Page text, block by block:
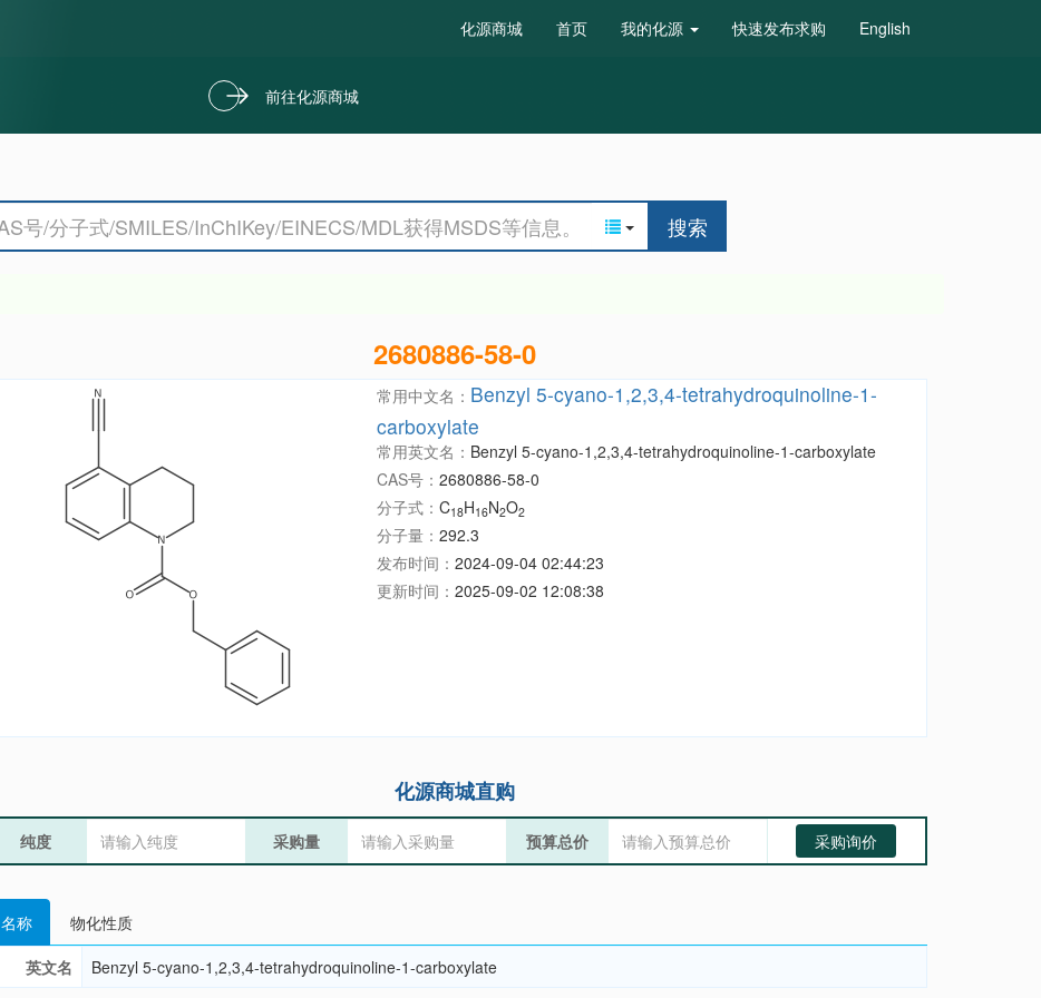
化源商城 首页 我的化源 快速发布求购 English
前往化源商城
搜索
2680886-58-0
常用中文名： Benzyl 5-cyano-1,2,3,4-tetrahydroquinoline-1-
carboxylate
常用英文名： Benzyl 5-cyano-1,2,3,4-tetrahydroquinoline-1-carboxylate
CAS号： 2680886-58-0
分子式： C18H16N2O2
分子量： 292.3
发布时间： 2024-09-04 02:44:23
更新时间： 2025-09-02 12:08:38
化源商城直购
纯度 采购量 预算总价 采购询价
名称
物化性质
英文名
Benzyl 5-cyano-1,2,3,4-tetrahydroquinoline-1-carboxylate